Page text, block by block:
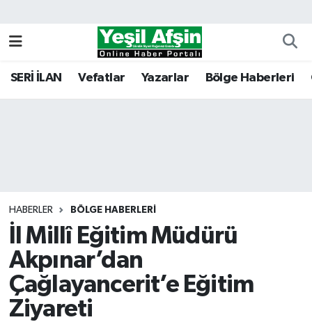
SERİ İLAN Vefatlar Yazarlar Bölge Haberleri
HABERLER BÖLGE HABERLERI
İl Millî Eğitim Müdürü
Akpınar’dan
Çağlayancerit’e Eğitim
Ziyareti
Kahramanmaraş Nöbetçi Eczaneler
Tüm Manşetler
Son Dakika Haberleri
Haber Arşivi